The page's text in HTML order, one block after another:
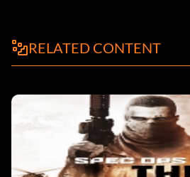
RELATED CONTENT